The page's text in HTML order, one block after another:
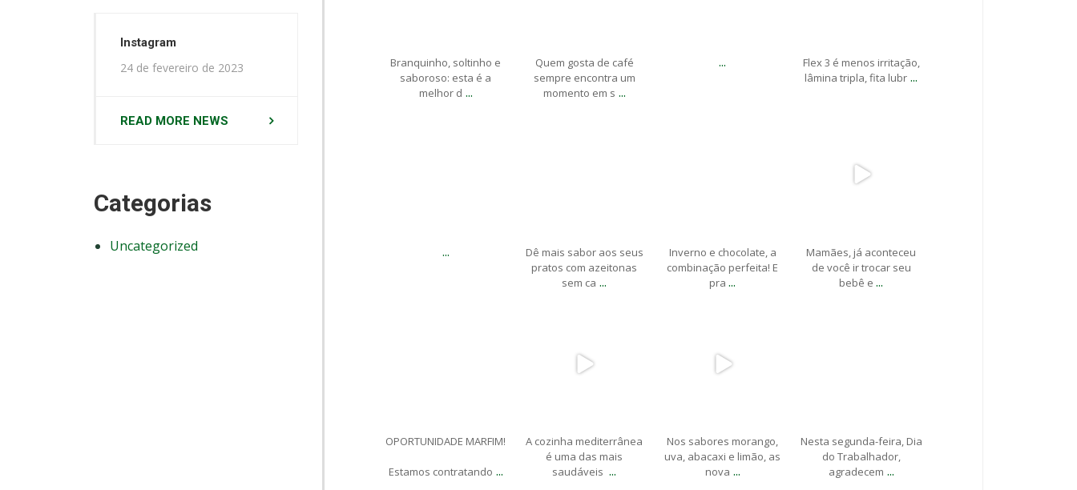
Branquinho, soltinho e
saboroso: esta é a
melhor d ...
Quem gosta de café
sempre encontra um
momento em s ...
...
Flex 3 é menos irritação,
lâmina tripla, fita lubr ...
...
Dê mais sabor aos seus
pratos com azeitonas
sem ca ...
Inverno e chocolate, a
combinação perfeita! E
pra...
Mamães, já aconteceu
de você ir trocar seu
bebê e...
OPORTUNIDADE MARFIM!
Estamos contratando ...
A cozinha mediterrânea
é uma das mais
saudáveis ​​ ...
Nos sabores morango,
uva, abacaxi e limão, as
nova ...
Nesta segunda-feira, Dia
do Trabalhador,
agradecem ...
Instagram
24 de fevereiro de 2023
READ MORE NEWS
Categorias
Uncategorized